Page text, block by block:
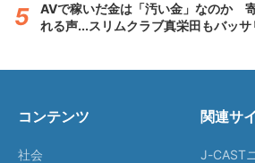
AVで稼いだ金は「汚い金」なのか
れる声...スリムクラブ真栄田もバッサ
コンテンツ
社会
関連サ
J-CAST